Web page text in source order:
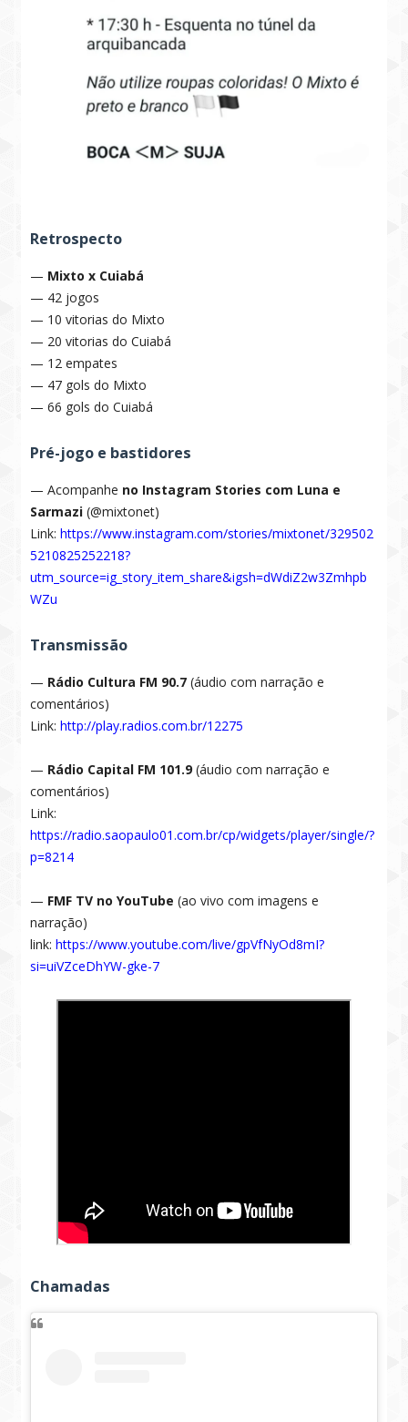
Retrospecto
— Mixto x Cuiabá
— 42 jogos
— 10 vitorias do Mixto
— 20 vitorias do Cuiabá
— 12 empates
— 47 gols do Mixto
— 66 gols do Cuiabá
Pré-jogo e bastidores
— Acompanhe no Instagram Stories com Luna e
Sarmazi (@mixtonet)
Link:https://www.instagram.com/stories/mixtonet/329502
5210825252218?
utm_source=ig_story_item_share&igsh=dWdiZ2w3Zmhpb
WZu
Transmissão
— Rádio Cultura FM 90.7 (áudio com narração e
comentários)
Link:http://play.radios.com.br/12275
— Rádio Capital FM 101.9 (áudio com narração e
comentários)
Link:
https://radio.saopaulo01.com.br/cp/widgets/player/single/?
p=8214
— FMF TV no YouTube (ao vivo com imagens e
narração)
link:https://www.youtube.com/live/gpVfNyOd8mI?
si=uiVZceDhYW-gke-7
Chamadas